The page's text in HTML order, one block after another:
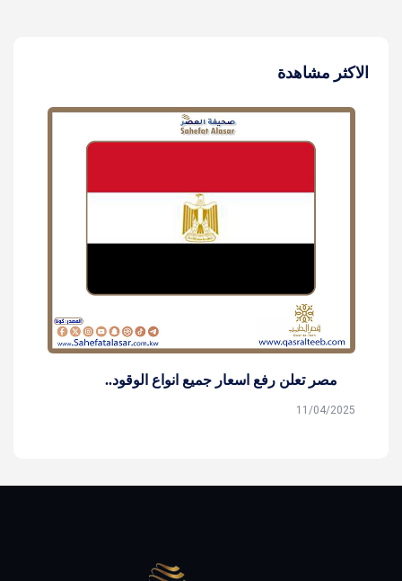
الاكثر مشاهدة
مصر تعلن رفع اسعار جميع انواع الوقود..
11/04/2025